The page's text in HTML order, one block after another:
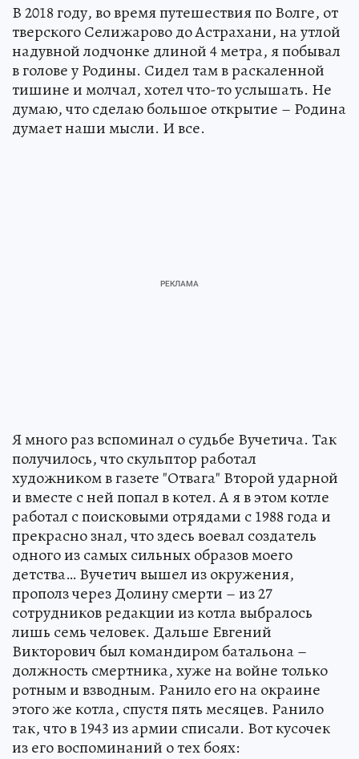
В 2018 году, во время путешествия по Волге, от
тверского Селижарово до Астрахани, на утлой
надувной лодчонке длиной 4 метра, я побывал
в голове у Родины. Сидел там в раскаленной
тишине и молчал, хотел что-то услышать. Не
думаю, что сделаю большое открытие – Родина
думает наши мысли. И все.
Я много раз вспоминал о судьбе Вучетича. Так
получилось, что скульптор работал
художником в газете "Отвага" Второй ударной
и вместе с ней попал в котел. А я в этом котле
работал с поисковыми отрядами с 1988 года и
прекрасно знал, что здесь воевал создатель
одного из самых сильных образов моего
детства… Вучетич вышел из окружения,
прополз через Долину смерти – из 27
сотрудников редакции из котла выбралось
лишь семь человек. Дальше Евгений
Викторович был командиром батальона –
должность смертника, хуже на войне только
ротным и взводным. Ранило его на окраине
этого же котла, спустя пять месяцев. Ранило
так, что в 1943 из армии списали. Вот кусочек
из его воспоминаний о тех боях: